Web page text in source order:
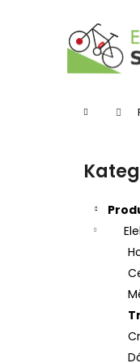
Domů
Přeskočit
kategorie
Zpět
Zpět